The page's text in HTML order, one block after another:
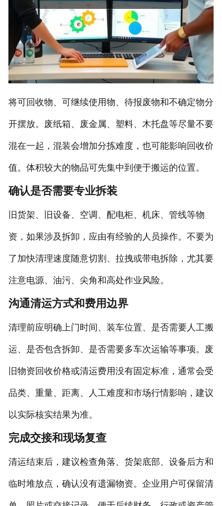
将可回收物、可继续使用物、待报废物和不确定物分
开摆放。废纸箱、废金属、塑料、木托盘等尽量不要
混在一起，混装会增加分拣难度，也可能影响回收价
值。体积较大的物品可先集中到便于搬运的位置。
确认是否需要专业拆装
旧货架、旧设备、空调、配电柜、机床、管线等物
资，如果涉及拆卸，应由有经验的人员操作。不要为
了加快清理速度随意切割、拉拽或带电拆除，尤其要
注意电源、油污、尖角和高处作业风险。
沟通清运方式和费用边界
清理前应明确上门时间、装车位置、是否需要人工搬
运、是否包含拆卸、是否需要多车次运输等事项。废
旧物资回收价格或清运费用没有固定标准，通常会受
品类、重量、距离、人工难度和市场行情影响，建议
以实际核实结果为准。
完成交接和现场复查
清运结束后，建议检查角落、货架底部、设备后方和
临时堆放点，确认没有遗漏物资。企业用户可保留清